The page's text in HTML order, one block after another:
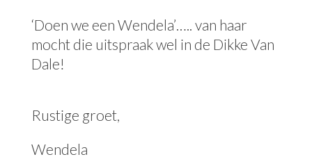
‘Doen we een Wendela’….. van haar
mocht die uitspraak wel in de Dikke Van
Dale!
Rustige groet,
Wendela